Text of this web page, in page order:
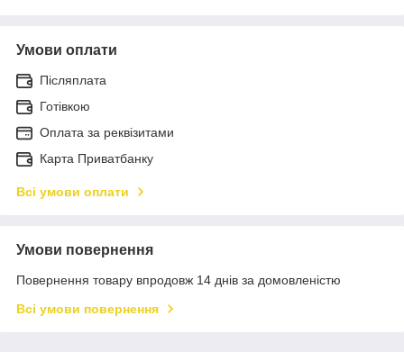
Умови оплати
Післяплата
Готівкою
Оплата за реквізитами
Карта Приватбанку
Всі умови оплати
Умови повернення
Повернення товару впродовж 14 днів за домовленістю
Всі умови повернення